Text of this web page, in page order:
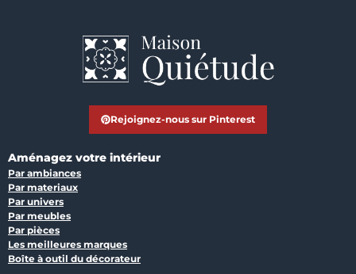
Rejoignez-nous sur Pinterest
Aménagez votre intérieur
Par ambiances
Par materiaux
Par univers
Par meubles
Par pièces
Les meilleures marques
Boîte à outil du décorateur